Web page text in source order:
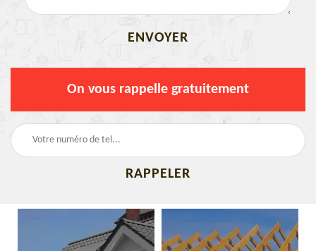
On vous rappelle gratuitement